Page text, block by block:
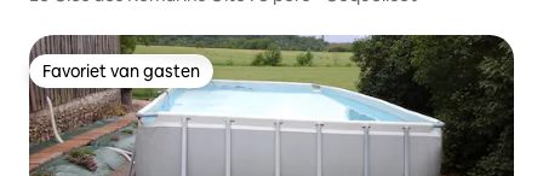
Favoriet van gasten
Favoriet van gasten